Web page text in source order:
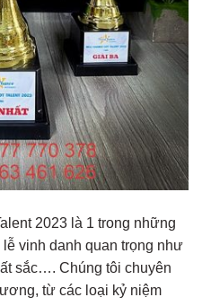
2023 là 1 trong những
vinh danh quan trọng như
sắc…. Chúng tôi chuyên
từ các loại kỷ niệm